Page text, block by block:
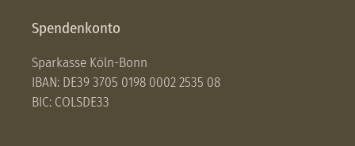
Spendenkonto
Sparkasse Köln-Bonn
IBAN: DE39 3705 0198 0002 2535 08
BIC: COLSDE33